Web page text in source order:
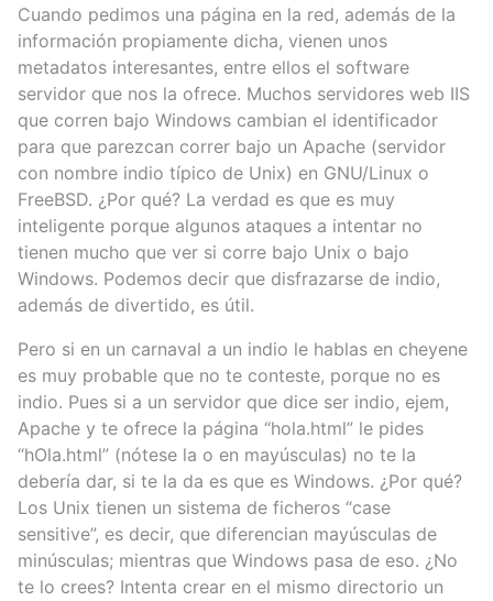
Cuando pedimos una página en la red, además de la
información propiamente dicha, vienen unos
metadatos interesantes, entre ellos el software
servidor que nos la ofrece. Muchos servidores web IIS
que corren bajo Windows cambian el identificador
para que parezcan correr bajo un Apache (servidor
con nombre indio típico de Unix) en GNU/Linux o
FreeBSD. ¿Por qué? La verdad es que es muy
inteligente porque algunos ataques a intentar no
tienen mucho que ver si corre bajo Unix o bajo
Windows. Podemos decir que disfrazarse de indio,
además de divertido, es útil.
Pero si en un carnaval a un indio le hablas en cheyene
es muy probable que no te conteste, porque no es
indio. Pues si a un servidor que dice ser indio, ejem,
Apache y te ofrece la página “hola.html” le pides
“hOla.html” (nótese la o en mayúsculas) no te la
debería dar, si te la da es que es Windows. ¿Por qué?
Los Unix tienen un sistema de ficheros “case
sensitive”, es decir, que diferencian mayúsculas de
minúsculas; mientras que Windows pasa de eso. ¿No
te lo crees? Intenta crear en el mismo directorio un